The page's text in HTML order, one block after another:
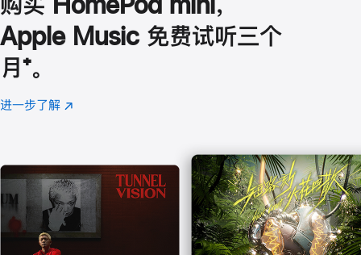
Apple Music 免费试听三个
月 脚
注
⁺。
进一步了解 Apple
(在
口
中
打
开)